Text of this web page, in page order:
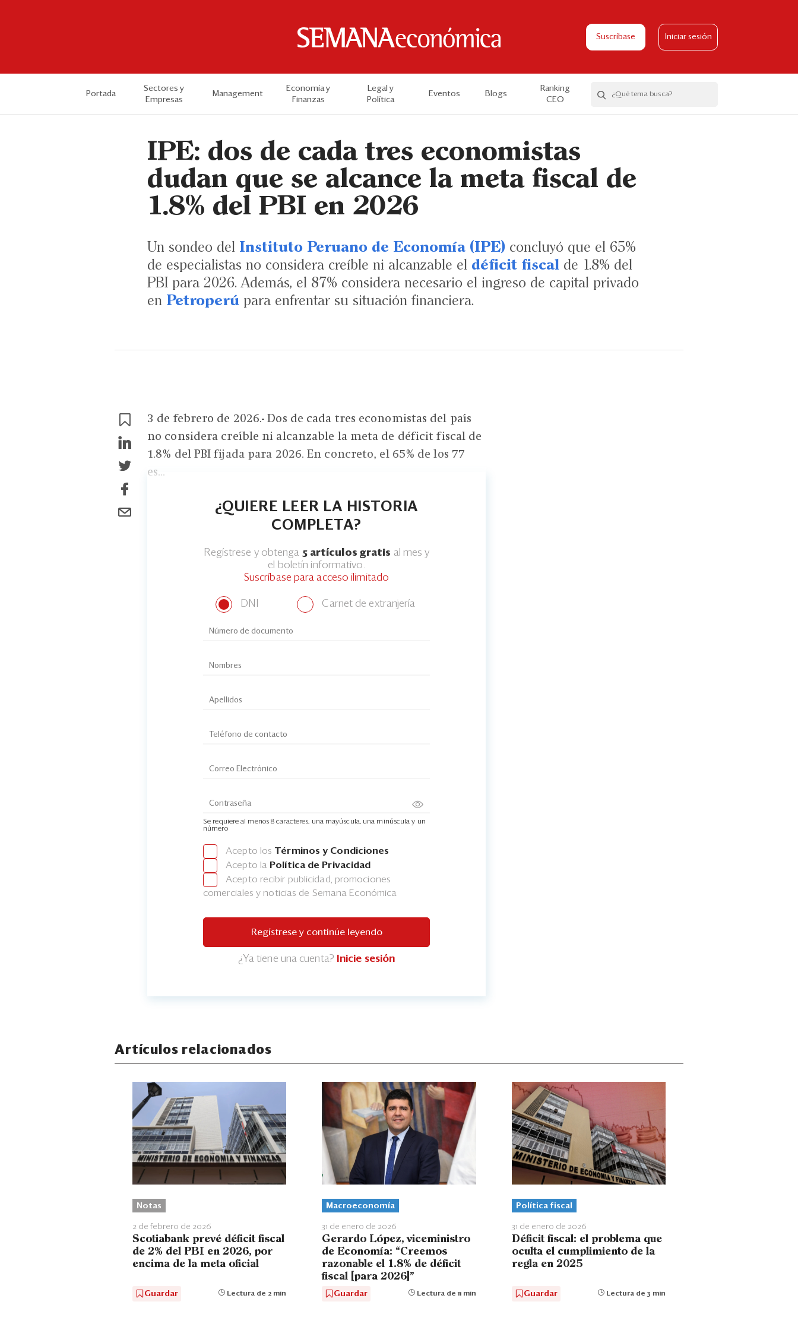
Suscríbase Iniciar sesión
Portada
Sectores y
Empresas
Management
Economía y
Finanzas
Legal y
Política
Eventos Blogs
Ranking
CEO
IPE: dos de cada tres economistas
dudan que se alcance la meta fiscal de
1.8% del PBI en 2026
Un sondeo del Instituto Peruano de Economía (IPE) concluyó que el 65%
de especialistas no considera creíble ni alcanzable el déficit fiscal de 1.8% del
PBI para 2026. Además, el 87% considera necesario el ingreso de capital privado
en Petroperú para enfrentar su situación financiera.
3 de febrero de 2026.- Dos de cada tres economistas del país
no considera creíble ni alcanzable la meta de déficit fiscal de
1.8% del PBI fijada para 2026. En concreto, el 65% de los 77
es...
¿QUIERE LEER LA HISTORIA
COMPLETA?
Regístrese y obtenga 5 artículos gratis al mes y
el boletín informativo.
Suscríbase para acceso ilimitado
DNI Carnet de extranjería
Se requiere al menos 8 caracteres, una mayúscula, una minúscula y un
número
Acepto los Términos y Condiciones
Acepto la Política de Privacidad
Acepto recibir publicidad, promociones
comerciales y noticias de Semana Económica
Regístrese y continúe leyendo
¿Ya tiene una cuenta? Inicie sesión
Artículos relacionados
Notas
2 de febrero de 2026
Scotiabank prevé déficit fiscal
de 2% del PBI en 2026, por
encima de la meta oficial
Guardar Lectura de 2 min
Macroeconomía
31 de enero de 2026
Gerardo López, viceministro
de Economía: “Creemos
razonable el 1.8% de déficit
fiscal [para 2026]”
Guardar Lectura de 11 min
Política fiscal
31 de enero de 2026
Déficit fiscal: el problema que
oculta el cumplimiento de la
regla en 2025
Guardar Lectura de 3 min